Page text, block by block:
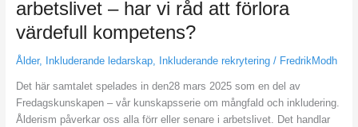
arbetslivet – har vi råd att förlora
värdefull kompetens?
Ålder, Inkluderande ledarskap, Inkluderande rekrytering/ FredrikModh
Det här samtalet spelades in den28 mars 2025 som en del av
Fredagskunskapen – vår kunskapsserie om mångfald och inkludering.
Ålderism påverkar oss alla förr eller senare i arbetslivet. Det handlar
har
vi
att
förlora
värdefull
kompetens?